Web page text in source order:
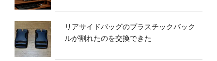
リアサイドバッグのプラスチックバック
ルが割れたのを交換できた